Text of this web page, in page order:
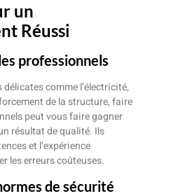
un
Réussi
professionnels
comme l’électricité,
de la structure, faire
peut vous faire gagner
résultat de qualité. Ils
et l’expérience
les erreurs coûteuses.
de sécurité